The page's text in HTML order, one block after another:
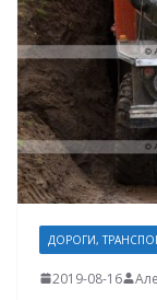
ДОРОГИ,
2019-08-16